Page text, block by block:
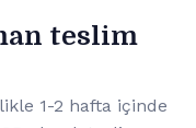
teslim
1-2 hafta içinde